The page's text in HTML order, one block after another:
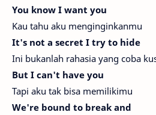
You know I want you
Kau tahu aku menginginkanmu
It's not a secret I try to hide
Ini bukanlah rahasia yang coba
But I can't have you
Tapi aku tak bisa memilikimu
We're bound to break and